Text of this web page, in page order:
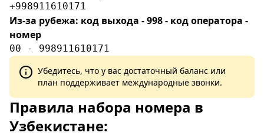
+998911610171
Из-за рубежа: код выхода - 998 - код оператора -
номер
00 - 998911610171
Убедитесь, что у вас достаточный баланс или
план поддерживает международные звонки.
Правила набора номера в
Узбекистане: